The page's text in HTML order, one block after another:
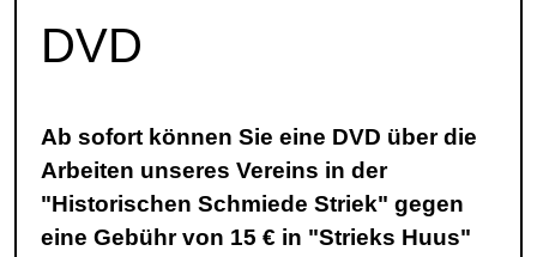
DVD
Ab sofort können Sie eine DVD über die
Arbeiten unseres Vereins in der
"Historischen Schmiede Striek" gegen
eine Gebühr von 15 € in "Strieks Huus"